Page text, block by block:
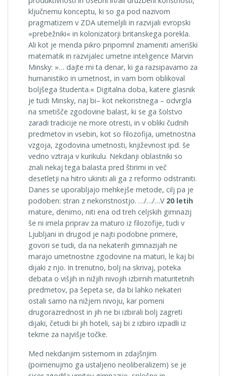
ključnemu konceptu, ki so ga pod nazivom
pragmatizem v ZDA utemeljili in razvijali evropski
»prebežniki« in kolonizatorji britanskega porekla.
Ali kot je menda pikro pripomnil znameniti ameriški
matematik in razvijalec umetne inteligence Marvin
Minsky: »… dajte mi ta denar, ki ga razsipavamo za
humanistiko in umetnost, in vam bom oblikoval
boljšega študenta.« Digitalna doba, katere glasnik
je tudi Minsky, naj bi– kot nekoristnega – odvrgla
na smetišče zgodovine balast, ki se ga šolstvo
zaradi tradicije ne more otresti, in v obliki čudnih
predmetov in vsebin, kot so filozofija, umetnostna
vzgoja, zgodovina umetnosti, književnost ipd. še
vedno vztraja v kurikulu. Nekdanji oblastniki so
znali nekaj tega balasta pred štirimi in več
desetletji na hitro ukiniti ali ga z reformo odstraniti.
Danes se uporabljajo mehkejše metode, cilj pa je
podoben: stran z nekoristnostjo. …/…/…V 20 letih
mature, denimo, niti ena od treh celjskih gimnazij
še ni imela priprav za maturo iz filozofije, tudi v
Ljubljani in drugod je najti podobne primere,
govori se tudi, da na nekaterih gimnazijah ne
marajo umetnostne zgodovine na maturi, le kaj bi
dijaki z njo. In trenutno, bolj na skrivaj, poteka
debata o višjih in nižjih nivojih izbirnih maturitetnih
predmetov, pa šepeta se, da bi lahko nekateri
ostali samo na nižjem nivoju, kar pomeni
drugorazrednost in jih ne bi izbirali bolj zagreti
dijaki, četudi bi jih hoteli, saj bi z izbiro izpadli iz
tekme za najvišje točke.
Med nekdanjim sistemom in zdajšnjim
(poimenujmo ga ustaljeno neoliberalizem) se je